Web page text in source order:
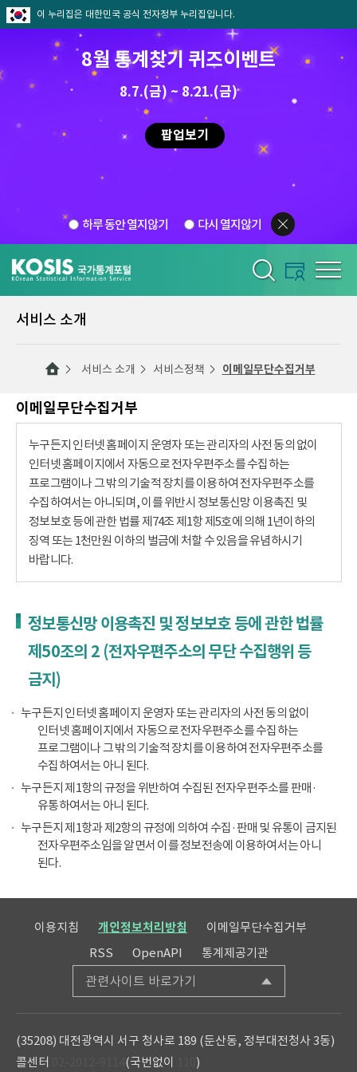
이 누리집은 대한민국 공식 전자정부 누리집입니다.
8월 통계찾기 퀴즈이벤트
8.7.(금) ~ 8.21.(금)
팝업보기
하루 동안 열지않기 다시 열지않기
서비스 소개
서비스 소개 서비스정책 이메일무단수집거부
이메일무단수집거부
누구든지 인터넷 홈페이지 운영자 또는 관리자의 사전 동의 없이
인터넷 홈페이지에서 자동으로 전자우편주소를 수집하는
프로그램이나 그 밖의 기술적 장치를 이용하여 전자우편주소를
수집하여서는 아니되며, 이를 위반시 정보통신망 이용촉진 및
정보보호 등에 관한 법률 제74조 제1항 제5호에 의해 1년이하의
징역 또는 1천만원 이하의 벌금에 처할 수 있음을 유념하시기
바랍니다.
정보통신망 이용촉진 및 정보보호 등에 관한 법률
제50조의 2 (전자우편주소의 무단 수집행위 등
금지)
누구든지 인터넷 홈페이지 운영자 또는 관리자의 사전 동의 없이
인터넷 홈페이지에서 자동으로 전자우편주소를 수집하는
프로그램이나 그 밖의 기술적 장치를 이용하여 전자우편주소를
수집하여서는 아니 된다.
누구든지 제1항의 규정을 위반하여 수집된 전자우편주소를 판매·
유통하여서는 아니 된다.
누구든지 제1항과 제2항의 규정에 의하여 수집·판매 및 유통이 금지된
전자우편주소임을 알면서 이를 정보전송에 이용하여서는 아니
된다.
이용지침 개인정보처리방침
이메일무단수집거부
RSS
OpenAPI 통계제공기관
관련사이트 바로가기
(35208) 대전광역시 서구 청사로 189 (둔산동, 정부대전청사 3동)
콜센터
(국번없이 )